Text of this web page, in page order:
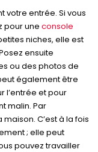
votre entrée. Si vous
pour une console
niches, elle est
ensuite
ou des photos de
également être
l’entrée et pour
malin. Par
C’est à la fois
; elle peut
pouvez travailler